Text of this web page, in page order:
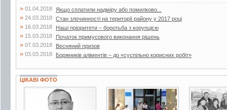
» 01.04.2018 Якщо сплатили надміру або помилково...
» 24.03.2018 Стан злочинності на території району у 2017 році
» 16.03.2018 Наші пріоритети – боротьба з корупцією
» 15.03.2018 Початок примусового виконання рішень
» 07.03.2018 Весняний призов
» 03.03.2018 Боржників аліментів – до «суспільно корисних робіт»
ЦІКАВІ ФОТО
6 фото 11 фото 2 фото